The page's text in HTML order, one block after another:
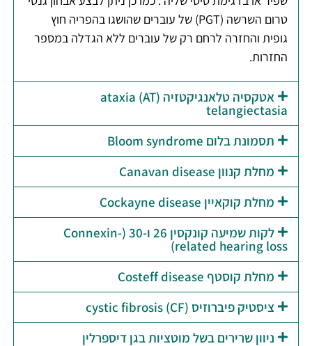
טרום השרשה (PGT) של עוברים שהושגו בהפריה חוץ
גופית והחזרה לרחם רק של עוברים ללא הגדלה במספר
החזרות.
אטקסיה טלאנגיקטזיה (AT) ataxia
telangiectasia
תסמונת בלום Bloom syndrome
מחלת קנוון Canavan disease
מחלת קוקאיין Cockayne disease
לקות שמיעה קונקסין 26 ו-30 (Connexin-
related hearing loss)
מחלת קוסטף Costeff disease
ציסטיק פיברוזיס (CF) cystic fibrosis
ניוון שרירים בשל מוטציות בגן דיספרלין